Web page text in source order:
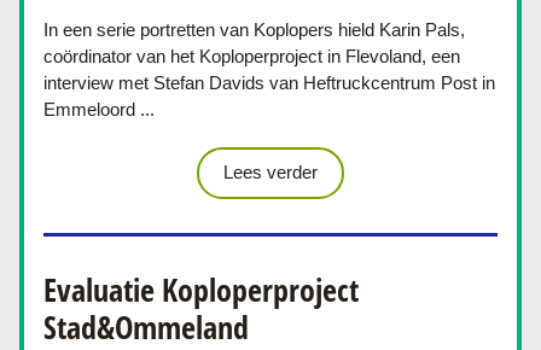
In een serie portretten van Koplopers hield Karin Pals,
coördinator van het Koploperproject in Flevoland, een
interview met Stefan Davids van Heftruckcentrum Post in
Emmeloord ...
Lees verder
Evaluatie Koploperproject
Stad&Ommeland